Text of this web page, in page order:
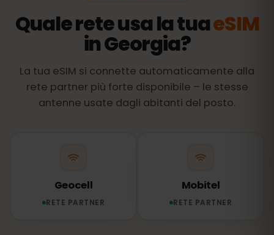
Quale rete usa la tuaeSIM
in Georgia?
La tua eSIM si connette automaticamente alla
rete partner più forte disponibile – le stesse
antenne usate dagli abitanti del posto.
Geocell
RETE PARTNER
Mobitel
RETE PARTNER